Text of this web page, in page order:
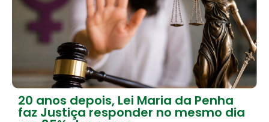
20 anos depois, Lei Maria da Penha
faz Justiça responder no mesmo dia